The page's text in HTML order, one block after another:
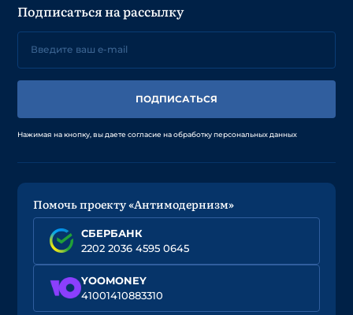
Подписаться на рассылку
ПОДПИСАТЬСЯ
Нажимая на кнопку, вы даете согласие на обработку персональных данных
Помочь проекту «Антимодернизм»
СБЕРБАНК
2202 2036 4595 0645
YOOMONEY
41001410883310